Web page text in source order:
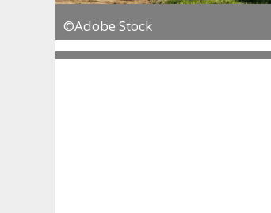
©Adobe Stock